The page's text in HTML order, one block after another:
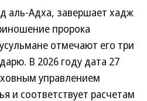
аль-Адха, завершает хадж
пророка
отмечают его три
В 2026 году дата 27
управлением
и соответствует расчетам